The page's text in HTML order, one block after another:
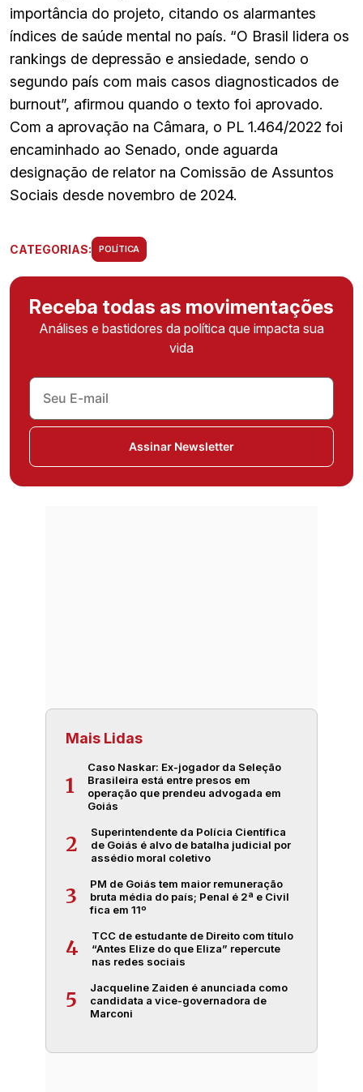
importância do projeto, citando os alarmantes
índices de saúde mental no país. “O Brasil lidera os
rankings de depressão e ansiedade, sendo o
segundo país com mais casos diagnosticados de
burnout”, afirmou quando o texto foi aprovado. ​
Com a aprovação na Câmara, o PL 1.464/2022 foi
encaminhado ao Senado, onde aguarda
designação de relator na Comissão de Assuntos
Sociais desde novembro de 2024.
CATEGORIAS: POLÍTICA
Receba todas as movimentações
Análises e bastidores da política que impacta sua
vida
Assinar Newsletter
Mais Lidas
1
Caso Naskar: Ex-jogador da Seleção
Brasileira está entre presos em
operação que prendeu advogada em
Goiás
2
Superintendente da Polícia Científica
de Goiás é alvo de batalha judicial por
assédio moral coletivo
3
PM de Goiás tem maior remuneração
bruta média do país; Penal é 2ª e Civil
fica em 11º
4
TCC de estudante de Direito com título
“Antes Elize do que Eliza” repercute
nas redes sociais
5
Jacqueline Zaiden é anunciada como
candidata a vice-governadora de
Marconi